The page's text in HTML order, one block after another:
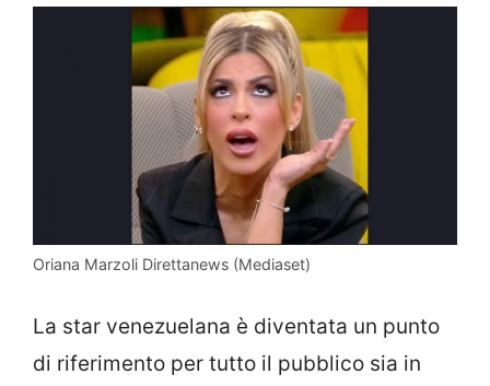
Oriana Marzoli Direttanews (Mediaset)
La star venezuelana è diventata un punto
di riferimento per tutto il pubblico sia in